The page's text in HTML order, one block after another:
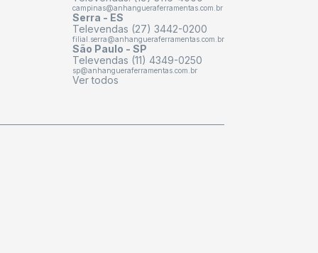
campinas@anhangueraferramentas.com.br
Serra - ES
Televendas (27) 3442-0200
filial.serra@anhangueraferramentas.com.br
São Paulo - SP
Televendas (11) 4349-0250
sp@anhangueraferramentas.com.br
Ver todos